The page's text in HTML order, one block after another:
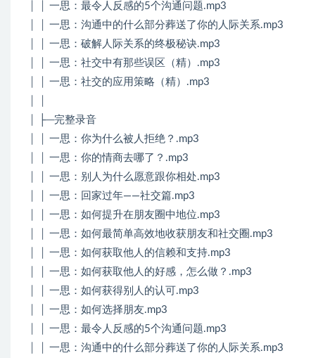
│ │ 一思：最令人反感的5个沟通问题.mp3
│ │ 一思：沟通中的什么部分葬送了你的人际关系.mp3
│ │ 一思：破解人际关系的终极秘诀.mp3
│ │ 一思：社交中有那些误区（精）.mp3
│ │ 一思：社交的应用策略（精）.mp3
│ ├─完整录音
│ │ 一思：你为什么被人拒绝？.mp3
│ │ 一思：你的情商去哪了？.mp3
│ │ 一思：别人为什么愿意跟你相处.mp3
│ │ 一思：回家过年——社交篇.mp3
│ │ 一思：如何提升在朋友圈中地位.mp3
│ │ 一思：如何最简单高效地收获朋友和社交圈.mp3
│ │ 一思：如何获取他人的信赖和支持.mp3
│ │ 一思：如何获取他人的好感，怎么做？.mp3
│ │ 一思：如何获得别人的认可.mp3
│ │ 一思：如何选择朋友.mp3
│ │ 一思：最令人反感的5个沟通问题.mp3
│ │ 一思：沟通中的什么部分葬送了你的人际关系.mp3